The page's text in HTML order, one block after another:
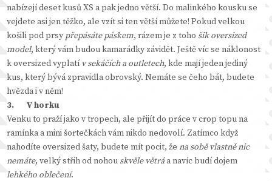
nabízejí deset kusů XS a pak jedno větší. Do malinkého kousku se
vejdete asi jen těžko, ale vzít si ten větší můžete! Pokud velkou
košili pod prsy přepásáte páskem, rázem je z toho šik oversized
model, který vám budou kamarádky závidět. Ještě víc se náklonost
k oversized vyplatív sekáčích a outletech, kde mají jeden jediný
kus, který bývá zpravidla obrovský. Nemáte se čeho bát, budete
hvězda i v něm!
3.V horku
Venku to praží jako v tropech, ale přijít do práce v crop topu na
ramínka a mini šortečkách vám nikdo nedovolí. Zatímco když
nahodíte oversized šaty, budete mít pocit, žena sobě vlastně nic
nemáte, velký střih od nohou skvěle větráa navíc budí dojem
lehkého oblečení.